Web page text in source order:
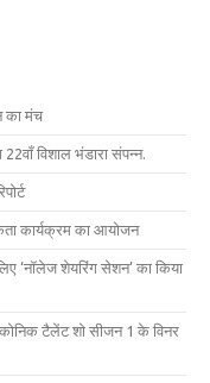
का मंच
विशाल भंडारा संपन्न.
कार्यक्रम का आयोजन
‘नॉलेज शेयरिंग सेशन’ का किया
टैलेंट शो सीजन 1 के विनर